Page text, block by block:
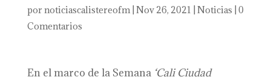
por noticiascalistereofm| Nov 26, 2021 Noticias 0
Comentarios
En el marco de la Semana ‘Cali Ciudad